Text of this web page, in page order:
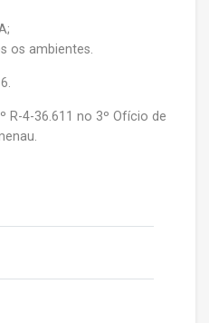
os ambientes.
R-4-36.611 no 3º Ofício de